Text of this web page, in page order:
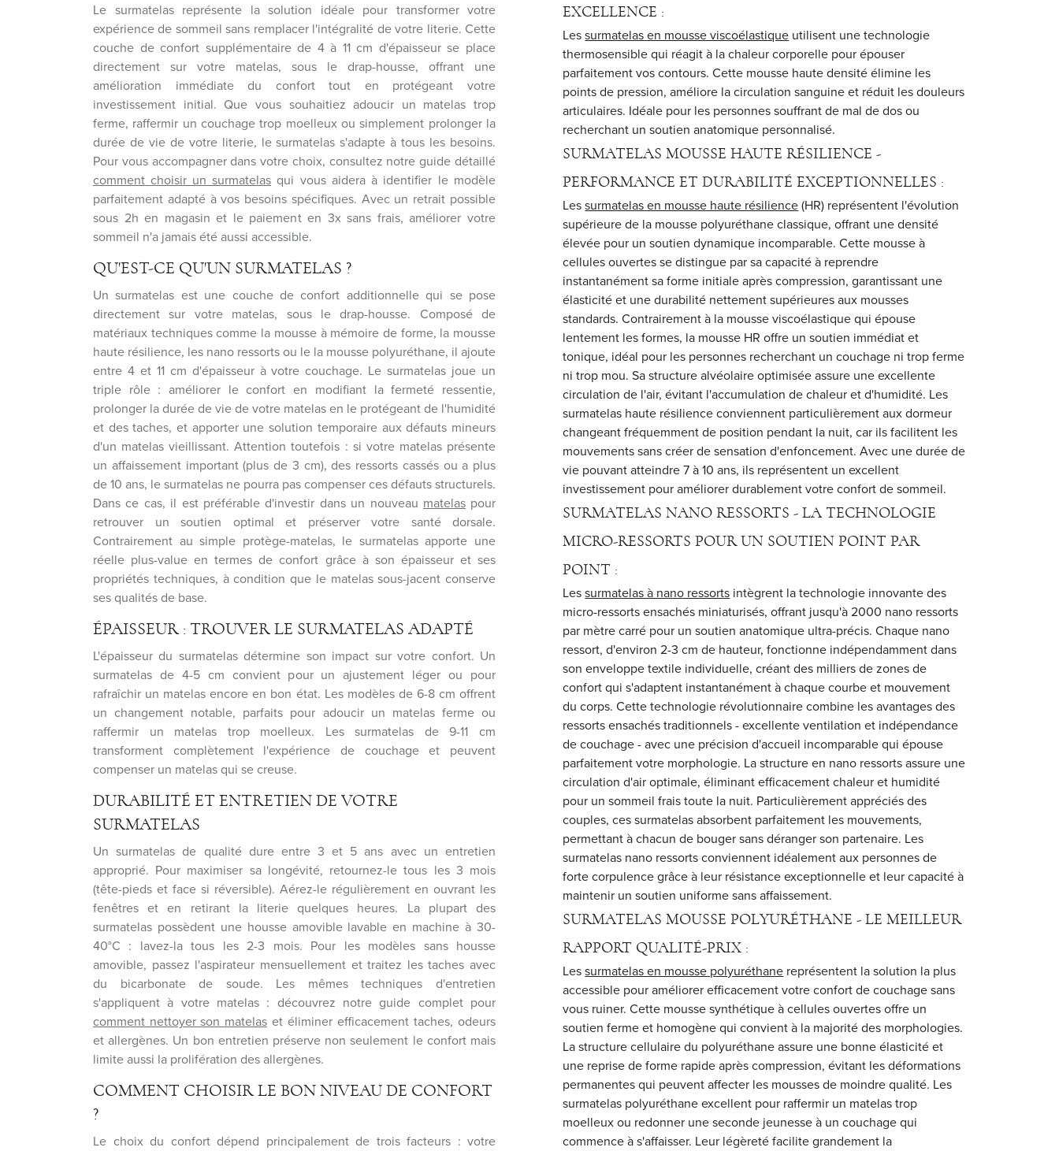
Le surmatelas représente la solution idéale pour transformer votre
expérience de sommeil sans remplacer l'intégralité de votre literie. Cette
couche de confort supplémentaire de 4 à 11 cm d'épaisseur se place
directement sur votre matelas, sous le drap-housse, offrant une
amélioration immédiate du confort tout en protégeant votre
investissement initial. Que vous souhaitiez adoucir un matelas trop
ferme, raffermir un couchage trop moelleux ou simplement prolonger la
durée de vie de votre literie, le surmatelas s'adapte à tous les besoins.
Pour vous accompagner dans votre choix, consultez notre guide détaillé
comment choisir un surmatelas qui vous aidera à identifier le modèle
parfaitement adapté à vos besoins spécifiques. Avec un retrait possible
sous 2h en magasin et le paiement en 3x sans frais, améliorer votre
sommeil n'a jamais été aussi accessible.
QU'EST-CE QU'UN SURMATELAS ?
Un surmatelas est une couche de confort additionnelle qui se pose
directement sur votre matelas, sous le drap-housse. Composé de
matériaux techniques comme la mousse à mémoire de forme, la mousse
haute résilience, les nano ressorts ou le la mousse polyuréthane, il ajoute
entre 4 et 11 cm d'épaisseur à votre couchage. Le surmatelas joue un
triple rôle : améliorer le confort en modifiant la fermeté ressentie,
prolonger la durée de vie de votre matelas en le protégeant de l'humidité
et des taches, et apporter une solution temporaire aux défauts mineurs
d'un matelas vieillissant. Attention toutefois : si votre matelas présente
un affaissement important (plus de 3 cm), des ressorts cassés ou a plus
de 10 ans, le surmatelas ne pourra pas compenser ces défauts structurels.
Dans ce cas, il est préférable d'investir dans un nouveau matelas pour
retrouver un soutien optimal et préserver votre santé dorsale.
Contrairement au simple protège-matelas, le surmatelas apporte une
réelle plus-value en termes de confort grâce à son épaisseur et ses
propriétés techniques, à condition que le matelas sous-jacent conserve
ses qualités de base.
ÉPAISSEUR : TROUVER LE SURMATELAS ADAPTÉ
L'épaisseur du surmatelas détermine son impact sur votre confort. Un
surmatelas de 4-5 cm convient pour un ajustement léger ou pour
rafraîchir un matelas encore en bon état. Les modèles de 6-8 cm offrent
un changement notable, parfaits pour adoucir un matelas ferme ou
raffermir un matelas trop moelleux. Les surmatelas de 9-11 cm
transforment complètement l'expérience de couchage et peuvent
compenser un matelas qui se creuse.
DURABILITÉ ET ENTRETIEN DE VOTRE
SURMATELAS
Un surmatelas de qualité dure entre 3 et 5 ans avec un entretien
approprié. Pour maximiser sa longévité, retournez-le tous les 3 mois
(tête-pieds et face si réversible). Aérez-le régulièrement en ouvrant les
fenêtres et en retirant la literie quelques heures. La plupart des
surmatelas possèdent une housse amovible lavable en machine à 30-
40°C : lavez-la tous les 2-3 mois. Pour les modèles sans housse
amovible, passez l'aspirateur mensuellement et traitez les taches avec
du bicarbonate de soude. Les mêmes techniques d'entretien
s'appliquent à votre matelas : découvrez notre guide complet pour
comment nettoyer son matelas et éliminer efficacement taches, odeurs
et allergènes. Un bon entretien préserve non seulement le confort mais
limite aussi la prolifération des allergènes.
COMMENT CHOISIR LE BON NIVEAU DE CONFORT
?
Le choix du confort dépend principalement de trois facteurs : votre
EXCELLENCE :
Lessurmatelas en mousse viscoélastique utilisent une technologie
thermosensible qui réagit à la chaleur corporelle pour épouser
parfaitement vos contours. Cette mousse haute densité élimine les
points de pression, améliore la circulation sanguine et réduit les douleurs
articulaires. Idéale pour les personnes souffrant de mal de dos ou
recherchant un soutien anatomique personnalisé.
SURMATELAS MOUSSE HAUTE RÉSILIENCE -
PERFORMANCE ET DURABILITÉ EXCEPTIONNELLES :
Lessurmatelas en mousse haute résilience(HR) représentent l'évolution
supérieure de la mousse polyuréthane classique, offrant une densité
élevée pour un soutien dynamique incomparable. Cette mousse à
cellules ouvertes se distingue par sa capacité à reprendre
instantanément sa forme initiale après compression, garantissant une
élasticité et une durabilité nettement supérieures aux mousses
standards. Contrairement à la mousse viscoélastique qui épouse
lentement les formes, la mousse HR offre un soutien immédiat et
tonique, idéal pour les personnes recherchant un couchage ni trop ferme
ni trop mou. Sa structure alvéolaire optimisée assure une excellente
circulation de l'air, évitant l'accumulation de chaleur et d'humidité. Les
surmatelas haute résilience conviennent particulièrement aux dormeur
changeant fréquemment de position pendant la nuit, car ils facilitent les
mouvements sans créer de sensation d'enfoncement. Avec une durée de
vie pouvant atteindre 7 à 10 ans, ils représentent un excellent
investissement pour améliorer durablement votre confort de sommeil.
SURMATELAS NANO RESSORTS - LA TECHNOLOGIE
MICRO-RESSORTS POUR UN SOUTIEN POINT PAR
POINT :
Lessurmatelas à nano ressorts intègrent la technologie innovante des
micro-ressorts ensachés miniaturisés, offrant jusqu'à 2000 nano ressorts
par mètre carré pour un soutien anatomique ultra-précis. Chaque nano
ressort, d'environ 2-3 cm de hauteur, fonctionne indépendamment dans
son enveloppe textile individuelle, créant des milliers de zones de
confort qui s'adaptent instantanément à chaque courbe et mouvement
du corps. Cette technologie révolutionnaire combine les avantages des
ressorts ensachés traditionnels - excellente ventilation et indépendance
de couchage - avec une précision d'accueil incomparable qui épouse
parfaitement votre morphologie. La structure en nano ressorts assure une
circulation d'air optimale, éliminant efficacement chaleur et humidité
pour un sommeil frais toute la nuit. Particulièrement appréciés des
couples, ces surmatelas absorbent parfaitement les mouvements,
permettant à chacun de bouger sans déranger son partenaire. Les
surmatelas nano ressorts conviennent idéalement aux personnes de
forte corpulence grâce à leur résistance exceptionnelle et leur capacité à
maintenir un soutien uniforme sans affaissement.
SURMATELAS MOUSSE POLYURÉTHANE - LE MEILLEUR
RAPPORT QUALITÉ-PRIX :
Lessurmatelas en mousse polyuréthane représentent la solution la plus
accessible pour améliorer efficacement votre confort de couchage sans
vous ruiner. Cette mousse synthétique à cellules ouvertes offre un
soutien ferme et homogène qui convient à la majorité des morphologies.
La structure cellulaire du polyuréthane assure une bonne élasticité et
une reprise de forme rapide après compression, évitant les déformations
permanentes qui peuvent affecter les mousses de moindre qualité. Les
surmatelas polyuréthane excellent pour raffermir un matelas trop
moelleux ou redonner une seconde jeunesse à un couchage qui
commence à s'affaisser. Leur légèreté facilite grandement la